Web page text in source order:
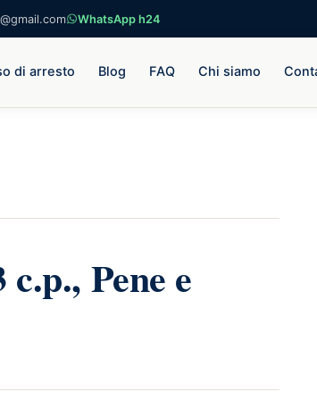
WhatsApp h24
di arresto Blog FAQ Chi siamo
Pene e